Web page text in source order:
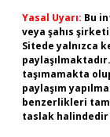
Yasal Uyarı: Bu
veya şahıs
Sitede yalnızca
taşımamakta
paylaşım
benzerlikleri
taslak halindedir